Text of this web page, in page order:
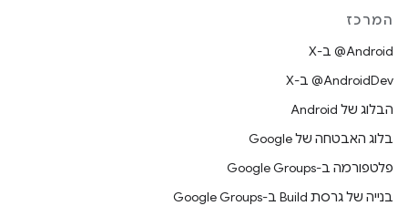
המרכז
‫‎@Android ב-X
‫‎@AndroidDev ב-X
הבלוג של Android
בלוג האבטחה של Google
פלטפורמה ב-Google Groups
בנייה של גרסת Build ב-Google Groups